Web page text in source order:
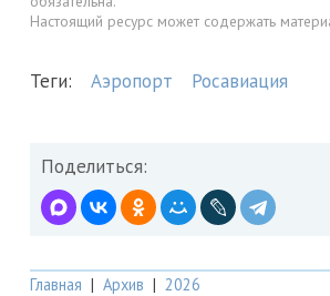
Настоящий ресурс может содержать
Теги: Аэропорт Росавиация
Поделиться:
Главная | Архив | 2026